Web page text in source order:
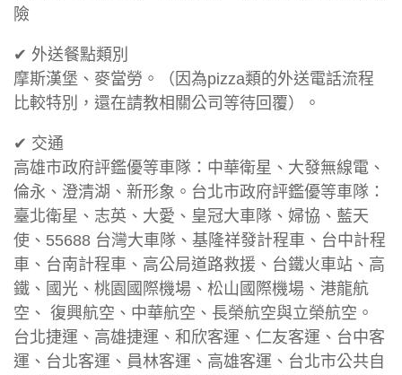
險
✔ 外送餐點類別
摩斯漢堡、麥當勞。（因為pizza類的外送電話流程
比較特別，還在請教相關公司等待回覆）。
✔ 交通
高雄市政府評鑑優等車隊：中華衛星、大發無線電、
倫永、澄清湖、新形象。台北市政府評鑑優等車隊：
臺北衛星、志英、大愛、皇冠大車隊、婦協、藍天
使、55688 台灣大車隊、基隆祥發計程車、台中計程
車、台南計程車、高公局道路救援、台鐵火車站、高
鐵、國光、桃園國際機場、松山國際機場、港龍航
空、 復興航空、中華航空、長榮航空與立榮航空。
台北捷運、高雄捷運、和欣客運、仁友客運、台中客
運、台北客運、員林客運、高雄客運、台北市公共自